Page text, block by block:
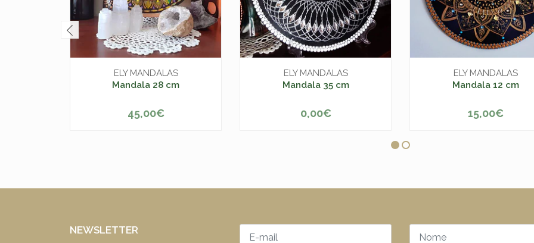
ELY MANDALAS
Mandala 28 cm
+
45,00€
ELY MANDALAS
Mandala 35 cm
+
0,00€
ELY MANDALAS
Mandala 12 cm
+
15,00€
NEWSLETTER